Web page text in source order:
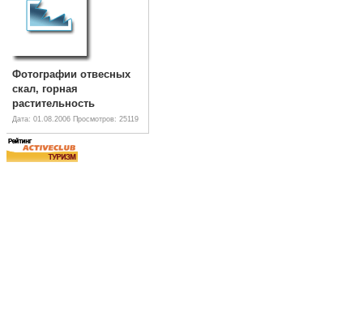
Фотографии отвесных
скал, горная
растительность
Дата: 01.08.2006 Просмотров: 25119